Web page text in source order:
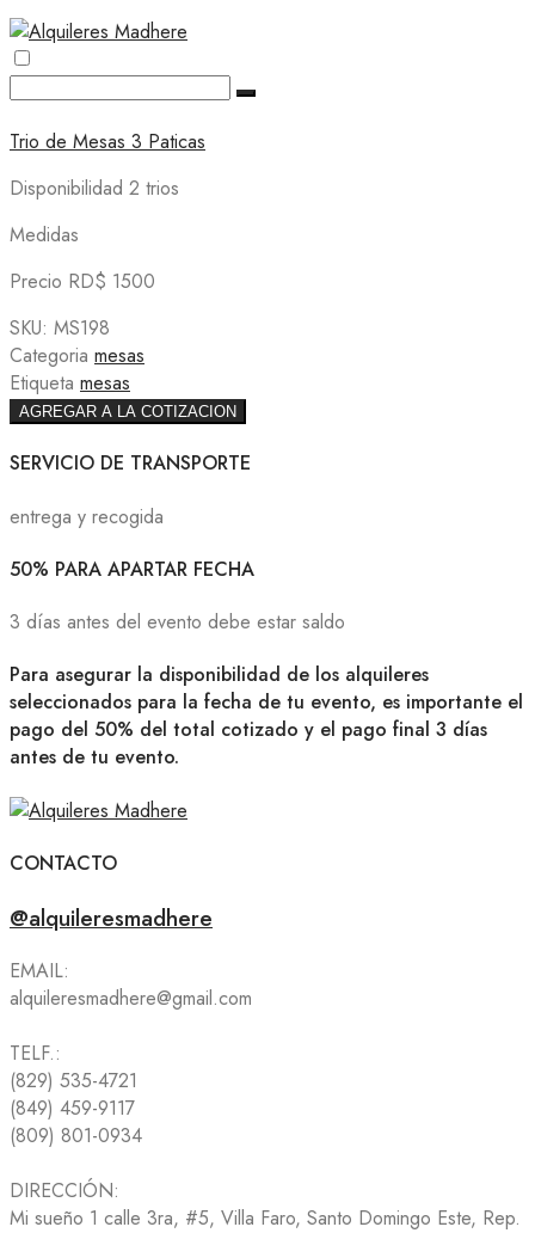
Trio de Mesas 3 Paticas
Disponibilidad 2 trios
Medidas
Precio RD$ 1500
SKU: MS198
Categoria mesas
Etiqueta mesas
AGREGAR A LA COTIZACION
SERVICIO DE TRANSPORTE
entrega y recogida
50% PARA APARTAR FECHA
3 días antes del evento debe estar saldo
Para asegurar la disponibilidad de los alquileres
seleccionados para la fecha de tu evento, es importante el
pago del 50% del total cotizado y el pago final 3 días
antes de tu evento.
CONTACTO
@alquileresmadhere
EMAIL:
alquileresmadhere@gmail.com
TELF.:
(829) 535-4721
(849) 459-9117
(809) 801-0934
DIRECCIÓN:
Mi sueño 1 calle 3ra, #5, Villa Faro, Santo Domingo Este, Rep.